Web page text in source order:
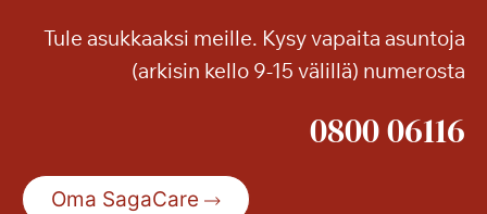
Tule asukkaaksi meille. Kysy vapaita asuntoja
(arkisin kello 9-15 välillä) numerosta
0800 06116
Oma SagaCare